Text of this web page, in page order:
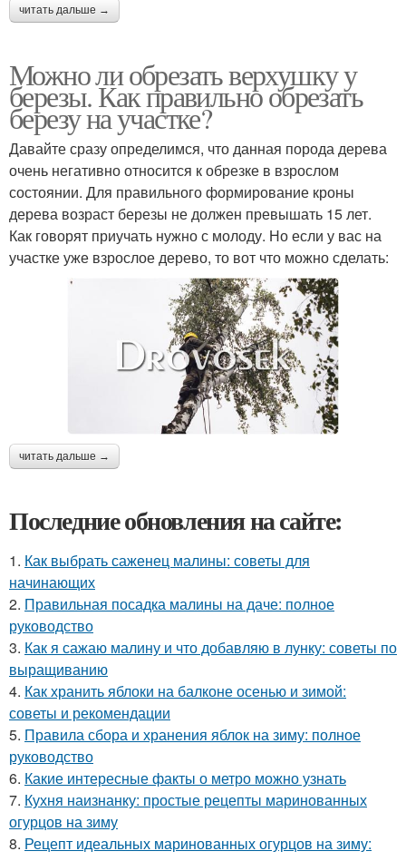
читать дальше →
Можно ли обрезать верхушку у
березы. Как правильно обрезать
березу на участке?
Давайте сразу определимся, что данная порода дерева
очень негативно относится к обрезке в взрослом
состоянии. Для правильного формирование кроны
дерева возраст березы не должен превышать 15 лет.
Как говорят приучать нужно с молоду. Но если у вас на
участке уже взрослое дерево, то вот что можно сделать:
читать дальше →
Последние обновления на сайте:
1. Как выбрать саженец малины: советы для
начинающих
2. Правильная посадка малины на даче: полное
руководство
3. Как я сажаю малину и что добавляю в лунку: советы по
выращиванию
4. Как хранить яблоки на балконе осенью и зимой:
советы и рекомендации
5. Правила сбора и хранения яблок на зиму: полное
руководство
6. Какие интересные факты о метро можно узнать
7. Кухня наизнанку: простые рецепты маринованных
огурцов на зиму
8. Рецепт идеальных маринованных огурцов на зиму: